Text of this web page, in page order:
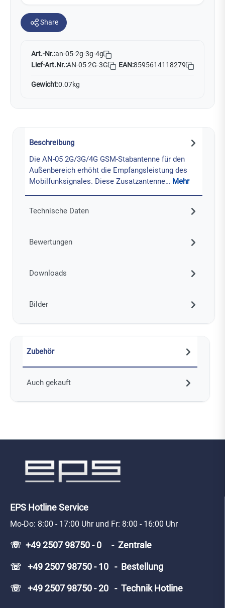
Share
Art.-Nr.:an-05-2g-3g-4g
Lief-Art.Nr.:AN-05 2G-3G EAN:8595614118279
Gewicht:0.07kg
Beschreibung
Die AN-05 2G/3G/4G GSM-Stabantenne für den
Außenbereich erhöht die Empfangsleistung des
Mobilfunksignales. Diese Zusatzantenne… Mehr
Technische Daten
Bewertungen
Downloads
Bilder
Zubehör
Auch gekauft
EPS Hotline Service
Mo-Do: 8:00 - 17:00 Uhr und Fr: 8:00 - 16:00 Uhr
☏ +49 2507 98750 - 0 - Zentrale
☏ +49 2507 98750 - 10 - Bestellung
☏ +49 2507 98750 - 20 - Technik Hotline